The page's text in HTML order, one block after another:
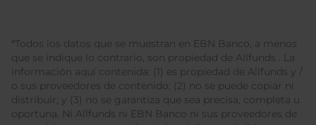
*Todos los datos que se muestran en EBN Banco, a menos
que se indique lo contrario, son propiedad de Allfunds . La
información aquí contenida: (1) es propiedad de Allfunds y /
o sus proveedores de contenido; (2) no se puede copiar ni
distribuir; y (3) no se garantiza que sea precisa, completa u
oportuna. Ni Allfunds ni EBN Banco ni sus proveedores de